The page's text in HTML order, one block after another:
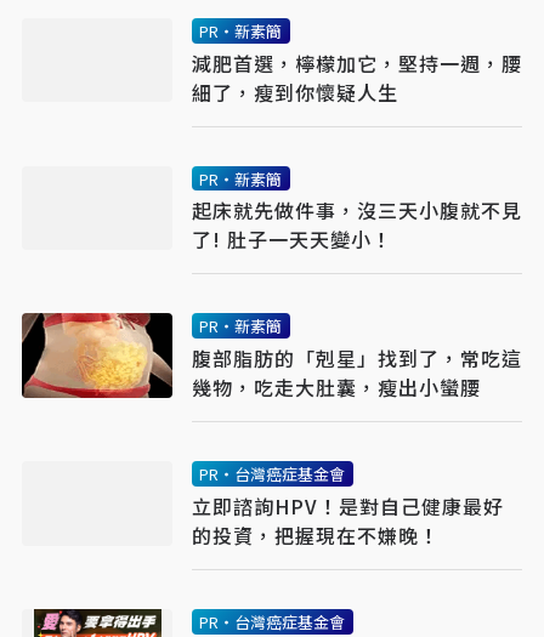
PR・新素簡
減肥首選，檸檬加它，堅持一週，腰
細了，瘦到你懷疑人生
PR・新素簡
起床就先做件事，沒三天小腹就不見
了! 肚子一天天變小！
PR・新素簡
腹部脂肪的「剋星」找到了，常吃這
幾物，吃走大肚囊，瘦出小蠻腰
PR・台灣癌症基金會
立即諮詢HPV！是對自己健康最好
的投資，把握現在不嫌晚！
PR・台灣癌症基金會